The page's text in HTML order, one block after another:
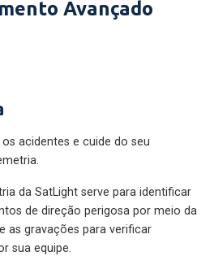
Avançado
acidentes e cuide do seu
da SatLight serve para identificar
de direção perigosa por meio da
as gravações para verificar
sua equipe.